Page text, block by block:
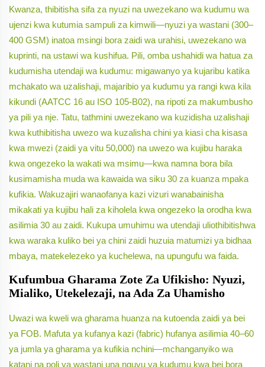
Kwanza, thibitisha sifa za nyuzi na uwezekano wa kudumu wa
ujenzi kwa kutumia sampuli za kimwili—nyuzi ya wastani (300–
400 GSM) inatoa msingi bora zaidi wa urahisi, uwezekano wa
kuprinti, na ustawi wa kushifua. Pili, omba ushahidi wa hatua za
kudumisha utendaji wa kudumu: migawanyo ya kujaribu katika
mchakato wa uzalishaji, majaribio ya kudumu ya rangi kwa kila
kikundi (AATCC 16 au ISO 105-B02), na ripoti za makumbusho
ya pili ya nje. Tatu, tathmini uwezekano wa kuzidisha uzalishaji
kwa kuthibitisha uwezo wa kuzalisha chini ya kiasi cha kisasa
kwa mwezi (zaidi ya vitu 50,000) na uwezo wa kujibu haraka
kwa ongezeko la wakati wa msimu—kwa namna bora bila
kusimamisha muda wa kawaida wa siku 30 za kuanza mpaka
kufikia. Wakuzajiri wanaofanya kazi vizuri wanabainisha
mikakati ya kujibu hali za kiholela kwa ongezeko la orodha kwa
asilimia 30 au zaidi. Kukupa umuhimu wa utendaji uliothibitishwa
kwa waraka kuliko bei ya chini zaidi huzuia matumizi ya bidhaa
mbaya, matekelezeko ya kuchelewa, na upungufu wa faida.
Kufumbua Gharama Zote Za Ufikisho: Nyuzi,
Mialiko, Utekelezaji, na Ada Za Uhamisho
Uwazi wa kweli wa gharama huanza na kutoenda zaidi ya bei
ya FOB. Mafuta ya kufanya kazi (fabric) hufanya asilimia 40–60
ya jumla ya gharama ya kufikia nchini—mchanganyiko wa
katani na poli ya wastani una nguvu ya kudumu kwa bei bora